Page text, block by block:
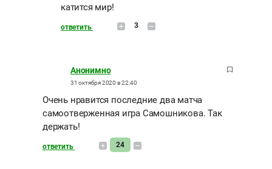
катится мир!
ответить 3
Анонимно
31 октября 2020 в 22:40
Очень нравится последние два матча
самоотверженная игра Самошникова. Так
держать!
ответить 24